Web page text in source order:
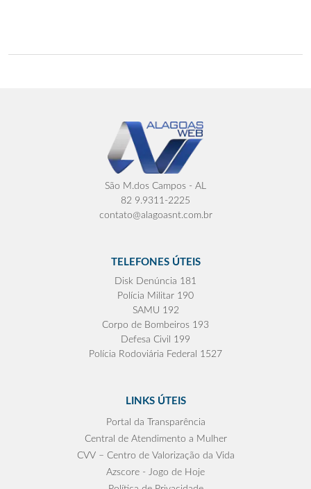
São M.dos Campos - AL
82 9.9311-2225
contato@alagoasnt.com.br
TELEFONES ÚTEIS
Disk Denúncia 181
Polícia Militar 190
SAMU 192
Corpo de Bombeiros 193
Defesa Civil 199
Polícia Rodoviária Federal 1527
LINKS ÚTEIS
Portal da Transparência
Central de Atendimento a Mulher
CVV – Centro de Valorização da Vida
Azscore - Jogo de Hoje